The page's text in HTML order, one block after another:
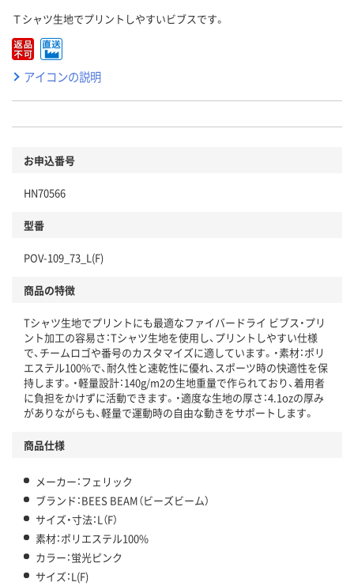
Ｔシャツ生地でプリントしやすいビブスです。
アイコンの説明
お申込番号
HN70566
型番
POV-109_73_L(F)
商品の特徴
Tシャツ生地でプリントにも最適なファイバードライ ビブス・プリ
ント加工の容易さ：Tシャツ生地を使用し、プリントしやすい仕様
で、チームロゴや番号のカスタマイズに適しています。・素材：ポリ
エステル100%で、耐久性と速乾性に優れ、スポーツ時の快適性を保
持します。・軽量設計：140g/m2の生地重量で作られており、着用者
に負担をかけずに活動できます。・適度な生地の厚さ：4.1ozの厚み
がありながらも、軽量で運動時の自由な動きをサポートします。
商品仕様
メーカー：フェリック
ブランド：BEES BEAM（ビーズビーム）
サイズ・寸法：L（F）
素材：ポリエステル100%
カラー：蛍光ピンク
サイズ：L(F)